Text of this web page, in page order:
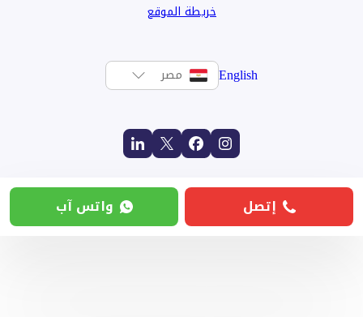
خريطة الموقع
English مصر
إتصل واتس آب